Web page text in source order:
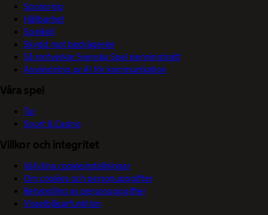
Sponsring
Hållbarhet
Spelkoll
Skydd mot bedrägerier
Så motverkar Svenska Spel penningtvätt
Användning av AI för kommunikation
Våra spel
Tur
Sport & Casino
Villkor och integritet
Välj dina cookieinställningar
Om cookies och personuppgifter
Behandling av personuppgifter
Visselblåsarfunktion